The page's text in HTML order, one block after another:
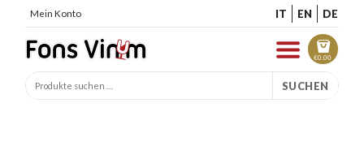
Mein Konto IT EN DE
€0.00
SUCHEN